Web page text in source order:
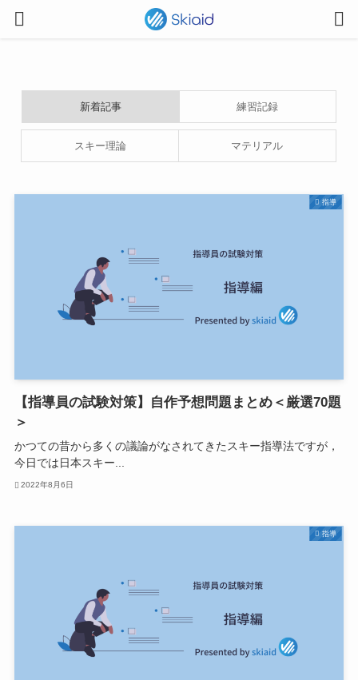
新着記事 練習記録
スキー理論 マテリアル
指導
【指導員の試験対策】自作予想問題まとめ＜厳選70題
＞
かつての昔から多くの議論がなされてきたスキー指導法ですが，
今日では日本スキー...
2022年8月6日
指導